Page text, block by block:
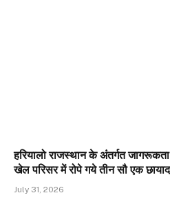
हरियालो राजस्थान के अंतर्गत
खेल परिसर में रोपे गये तीन सौ एक
July 31, 2026